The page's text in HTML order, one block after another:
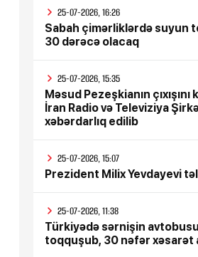
25-07-2026, 16:26
Sabah çimərliklərdə suyun
30 dərəcə olacaq
25-07-2026, 15:35
Məsud Pezeşkianın
İran Radio və Televiziya
xəbərdarlıq edilib
25-07-2026, 15:07
Prezident Milix Yevdayevi
25-07-2026, 11:38
Türkiyədə sərnişin
toqquşub, 30 nəfər xəsarət